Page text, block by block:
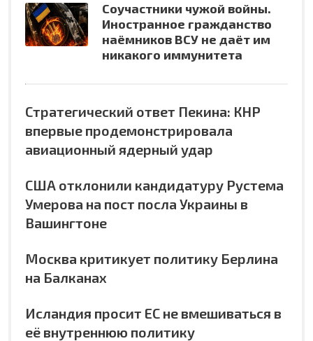
Соучастники чужой войны.
Иностранное гражданство
наёмников ВСУ не даёт им
никакого иммунитета
Стратегический ответ Пекина: КНР
впервые продемонстрировала
авиационный ядерный удар
США отклонили кандидатуру Рустема
Умерова на пост посла Украины в
Вашингтоне
Москва критикует политику Берлина
на Балканах
Исландия просит ЕС не вмешиваться в
её внутреннюю политику